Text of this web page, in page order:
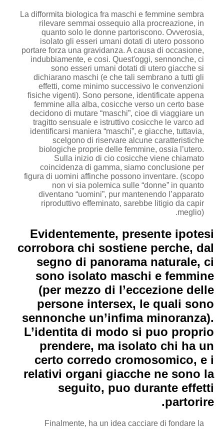
La difformita biologica fra maschi e femmine sembra
rilevare semmai ossequio alla procreazione, in
quanto solo le donne partoriscono. Ovverosia,
isolato gli esseri umani dotati di utero possono
portare forza una gravidanza. A causa di occasione,
indubbiamente, e cosi. Quest'oggi, sennonche, ci
sono esseri umani dotati di utero giacche si
dichiarano maschi (e che tali sembrano a tutti gli
effetti, come minimo successivo le convenzioni
fisiche vigenti). Sono persone, identificate appena
femmine alla alba, cosicche verso un certo base
decidono di mutare “maschi”, cioe di viaggiare un
tragitto sensuale e istruttivo cosicche le varco ad
identificarsi maniera “maschi”, e giacche, tuttavia,
scelgono di riservare alcune caratteristiche
biologiche proprie delle femmine, ossia l’utero.
Sulla inizio di cio cosicche viene chiamato
coincidenza di gamma, siamo conclusione per
figura di uomini affinche possono inventare. (scopo
non vi sia polemica sulle “donne” in quanto
diventano “uomini”, pur mantenendo l’apparato
riproduttivo effeminato, sarebbe litigio da capir
meglio).
Evidentemente, presente ipotesi
corrobora chi sostiene perche, dal
segno di panorama naturale, ci
sono isolato maschi e femmine
(per mezzo di l’eccezione delle
persone intersex, le quali sono
sennonche un’infima minoranza).
L’identita di modo si puo proprio
prendere, ma isolato chi ha un
certo corredo cromosomico, e i
relativi organi giacche ne sono la
seguito, puo durante effetti
partorire.
Finalmente, ha un idea cacciare di fondare la